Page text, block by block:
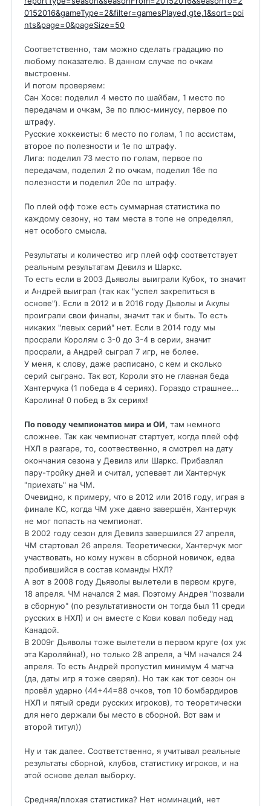
0152016&gameType=2&filter=gamesPlayed,gte,1&sort=poi
nts&page=0&pageSize=50
Соответственно, там можно сделать градацию по
любому показателю. В данном случае по очкам
выстроены.
И потом проверяем:
Сан Хосе: поделил 4 место по шайбам, 1 место по
передачам и очкам, 3е по плюс-минусу, первое по
штрафу.
Русские хоккеисты: 6 место по голам, 1 по ассистам,
второе по полезности и 1е по штрафу.
Лига: поделил 73 место по голам, первое по
передачам, поделил 2 по очкам, поделил 16е по
полезности и поделил 20е по штрафу.
По плей офф тоже есть суммарная статистика по
каждому сезону, но там места в топе не определял,
нет особого смысла.
Результаты и количество игр плей офф соответствует
реальным результатам Девилз и Шаркс.
То есть если в 2003 Дьяволы выиграли Кубок, то значит
и Андрей выиграл (так как "успел закрепиться в
основе"). Если в 2012 и в 2016 году Дьволы и Акулы
проиграли свои финалы, значит так и быть. То есть
никаких "левых серий" нет. Если в 2014 году мы
просрали Королям с 3-0 до 3-4 в серии, значит
просрали, а Андрей сыграл 7 игр, не более.
У меня, к слову, даже расписано, с кем и сколько
серий сыграно. Так вот, Короли это не главная беда
Хантерчука (1 победа в 4 сериях). Гораздо страшнее...
Каролина! 0 побед в 3х сериях!
По поводу чемпионатов мира и ОИ, там немного
сложнее. Так как чемпионат стартует, когда плей офф
НХЛ в разгаре, то, соотвественно, я смотрел на дату
окончания сезона у Девилз или Шаркс. Прибавлял
пару-тройку дней и считал, успевает ли Хантерчук
"приехать" на ЧМ.
Очевидно, к примеру, что в 2012 или 2016 году, играя в
финале КС, когда ЧМ уже давно завершён, Хантерчук
не мог попасть на чемпионат.
В 2002 году сезон для Девилз завершился 27 апреля,
ЧМ стартовал 26 апреля. Теоретически, Хантерчук мог
участвовать, но кому нужен в сборной новичок, едва
пробившийся в состав команды НХЛ?
А вот в 2008 году Дьяволы вылетели в первом круге,
18 апреля. ЧМ начался 2 мая. Поэтому Андрея "позвали
в сборную" (по результативности он тогда был 11 среди
русских в НХЛ) и он вместе с Кови ковал победу над
Канадой.
В 2009г Дьяволы тоже вылетели в первом круге (ох уж
эта Кароляйна!), но только 28 апреля, а ЧМ начался 24
апреля. То есть Андрей пропустил минимум 4 матча
(да, даты игр я тоже сверял). Но так как тот сезон он
провёл ударно (44+44=88 очков, топ 10 бомбардиров
НХЛ и пятый среди русских игроков), то теоретически
для него держали бы место в сборной. Вот вам и
второй титул))
Ну и так далее. Соответственно, я учитывал реальные
результаты сборной, клубов, статистику игроков, и на
этой основе делал выборку.
Средняя/плохая статистика? Нет номинаций, нет